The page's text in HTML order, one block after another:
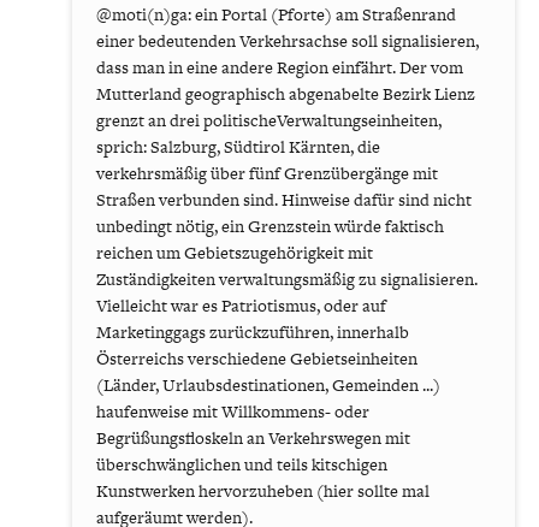
@moti(n)ga: ein Portal (Pforte) am Straßenrand
einer bedeutenden Verkehrsachse soll signalisieren,
dass man in eine andere Region einfährt. Der vom
Mutterland geographisch abgenabelte Bezirk Lienz
grenzt an drei politischeVerwaltungseinheiten,
sprich: Salzburg, Südtirol Kärnten, die
verkehrsmäßig über fünf Grenzübergänge mit
Straßen verbunden sind. Hinweise dafür sind nicht
unbedingt nötig, ein Grenzstein würde faktisch
reichen um Gebietszugehörigkeit mit
Zuständigkeiten verwaltungsmäßig zu signalisieren.
Vielleicht war es Patriotismus, oder auf
Marketinggags zurückzuführen, innerhalb
Österreichs verschiedene Gebietseinheiten
(Länder, Urlaubsdestinationen, Gemeinden ...)
haufenweise mit Willkommens- oder
Begrüßungsfloskeln an Verkehrswegen mit
überschwänglichen und teils kitschigen
Kunstwerken hervorzuheben (hier sollte mal
aufgeräumt werden).